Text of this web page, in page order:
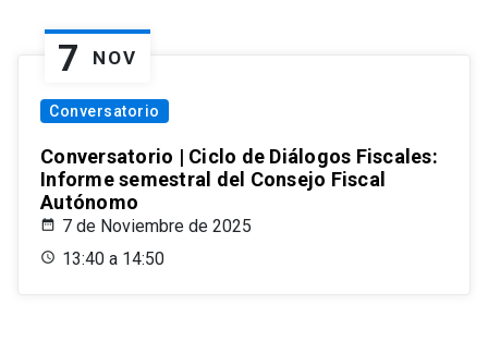
7 NOV
Conversatorio
Conversatorio | Ciclo de Diálogos Fiscales:
Informe semestral del Consejo Fiscal
Autónomo
7 de Noviembre de 2025
13:40 a 14:50